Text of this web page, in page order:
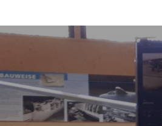
Beitragsnavigation